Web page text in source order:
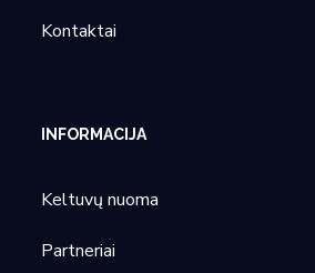
Kontaktai
INFORMACIJA
Keltuvų nuoma
Partneriai